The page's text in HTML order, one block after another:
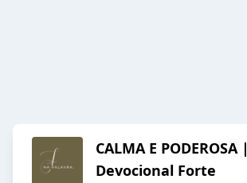
CALMA E PODEROSA |
Devocional Forte